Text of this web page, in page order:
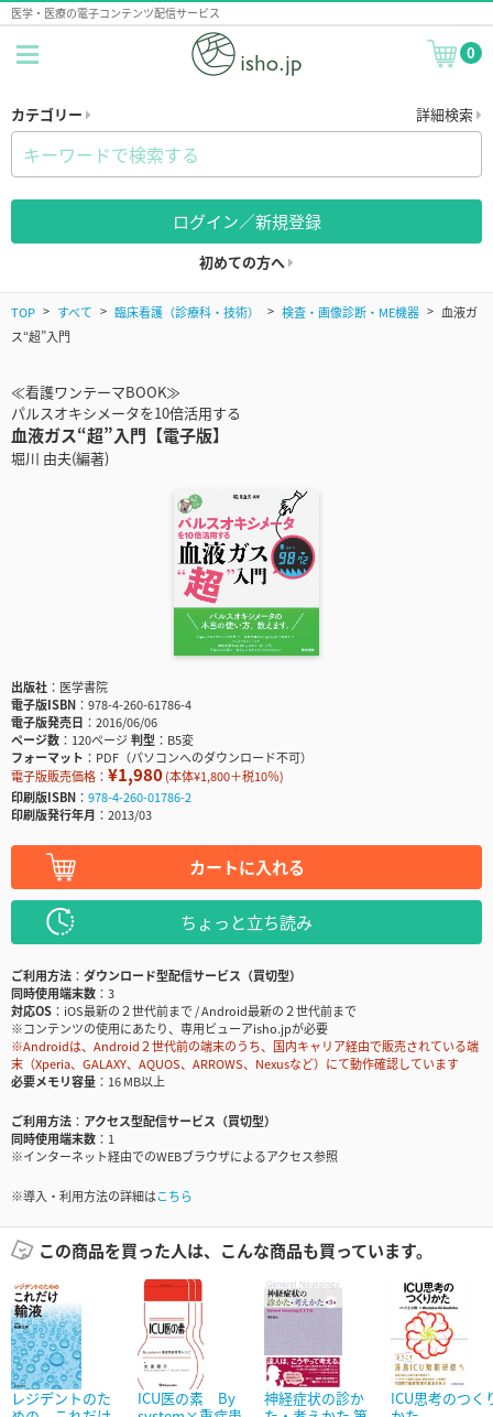
医学・医療の電子コンテンツ配信サービス
0
カテゴリー 詳細検索
ログイン／新規登録
初めての方へ
TOP すべて 臨床看護（診療科・技術） 検査・画像診断・ME機器
血液ガ
ス“超”入門
≪看護ワンテーマBOOK≫
パルスオキシメータを10倍活用する
血液ガス“超”入門【電子版】
堀川 由夫(編著)
出版社
医学書院
電子版ISBN
978-4-260-61786-4
電子版発売日
2016/06/06
ページ数
120ページ判型
B5変
フォーマット
PDF（パソコンへのダウンロード不可）
電子版販売価格： ¥1,980(本体¥1,800＋税10％)
印刷版ISBN
978-4-260-01786-2
印刷版発行年月
2013/03
カートに入れる
ちょっと立ち読み
ご利用方法
ダウンロード型配信サービス（買切型）
同時使用端末数
3
対応OS
iOS最新の２世代前まで / Android最新の２世代前まで
※コンテンツの使用にあたり、専用ビューアisho.jpが必要
※Androidは、Android２世代前の端末のうち、国内キャリア経由で販売されている端
末（Xperia、GALAXY、AQUOS、ARROWS、Nexusなど）にて動作確認しています
必要メモリ容量
16 MB以上
ご利用方法
アクセス型配信サービス（買切型）
同時使用端末数
1
※インターネット経由でのWEBブラウザによるアクセス参照
※導入・利用方法の詳細はこちら
この商品を買った人は、こんな商品も買っています。
レジデントのた
ICU医の素 By
神経症状の診か
ICU思考のつく